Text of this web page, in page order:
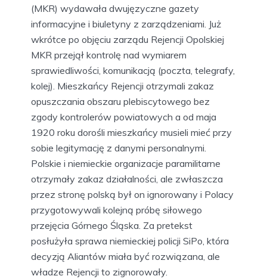
(MKR) wydawała dwujęzyczne gazety
informacyjne i biuletyny z zarządzeniami. Już
wkrótce po objęciu zarządu Rejencji Opolskiej
MKR przejął kontrolę nad wymiarem
sprawiedliwości, komunikacją (poczta, telegrafy,
kolej). Mieszkańcy Rejencji otrzymali zakaz
opuszczania obszaru plebiscytowego bez
zgody kontrolerów powiatowych a od maja
1920 roku dorośli mieszkańcy musieli mieć przy
sobie legitymację z danymi personalnymi.
Polskie i niemieckie organizacje paramilitarne
otrzymały zakaz działalności, ale zwłaszcza
przez stronę polską był on ignorowany i Polacy
przygotowywali kolejną próbę siłowego
przejęcia Górnego Śląska. Za pretekst
posłużyła sprawa niemieckiej policji SiPo, która
decyzją Aliantów miała być rozwiązana, ale
władze Rejencji to zignorowały.